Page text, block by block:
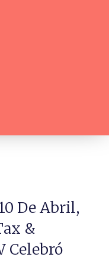
De Abril,
&
Celebró